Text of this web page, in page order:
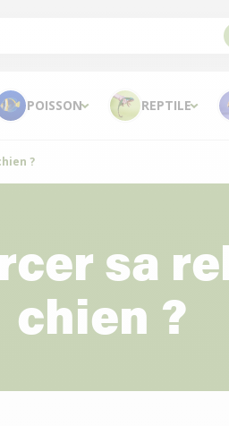
POISSON REPTILE
?
sa
chien ?